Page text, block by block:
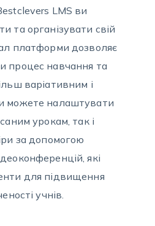
LMS ви
та організувати свій
платформи дозволяє
процес навчання та
варіативним і
можете налаштувати
урокам, так і
за допомогою
які
для підвищення
учнів.